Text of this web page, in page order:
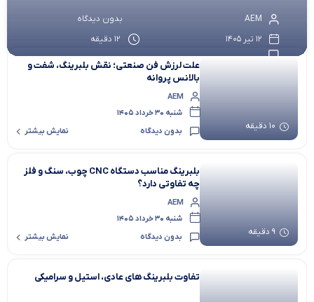
AEM
12 تیر 1405
بدون دیدگاه
12 دقیقه
10 دقیقه
علت لرزش فن صنعتی؛ نقش بلبرینگ، شفت و
بالانس پروانه
AEM
شنبه 30 خرداد 1405
بدون دیدگاه
نمایش بیشتر
9 دقیقه
بلبرینگ مناسب دستگاه CNC چوب، سنگ و فلز
چه تفاوتی دارد؟
AEM
شنبه 30 خرداد 1405
بدون دیدگاه
نمایش بیشتر
تفاوت بلبرینگ های عادی، استیل و سرامیکی